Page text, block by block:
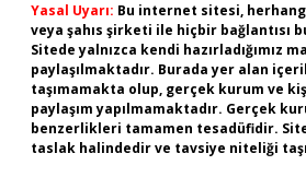
Yasal Uyarı: Bu internet sitesi,
veya şahıs şirketi ile hiçbir bağlantısı
Sitede yalnızca kendi hazırladığımız
paylaşılmaktadır. Burada yer alan
taşımamakta olup, gerçek kurum ve
paylaşım yapılmamaktadır. Gerçek
benzerlikleri tamamen tesadüfidir.
taslak halindedir ve tavsiye niteliği